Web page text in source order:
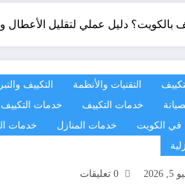
دليل عملي لتقليل الأعطال
التقنيات والأنظمة التكييف
خدمات التكييف خدمات
في الكويت خدمات المنازل خدمات
2026 0 تعليقات